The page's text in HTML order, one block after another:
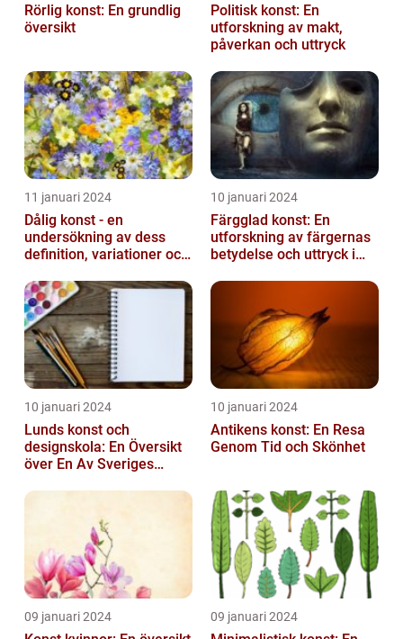
Rörlig konst: En grundlig
översikt
Politisk konst: En
utforskning av makt,
påverkan och uttryck
11 januari 2024
Dålig konst - en
undersökning av dess
definition, variationer och
10 januari 2024
Färgglad konst: En
utforskning av färgernas
betydelse och uttryck i
10 januari 2024
Lunds konst och
designskola: En Översikt
över En Av Sveriges
Utbildningsanstalter inom
10 januari 2024
Antikens konst: En Resa
Genom Tid och Skönhet
09 januari 2024 09 januari 2024